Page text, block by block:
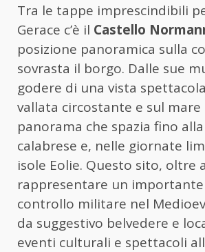
Tra le tappe imprescindibili
Gerace c’è il Castello
posizione panoramica sulla
sovrasta il borgo. Dalle sue
godere di una vista
vallata circostante e sul mare
panorama che spazia fino
calabrese e, nelle giornate
isole Eolie. Questo sito, oltre a
rappresentare un
controllo militare nel
da suggestivo belvedere e
eventi culturali e spettacoli